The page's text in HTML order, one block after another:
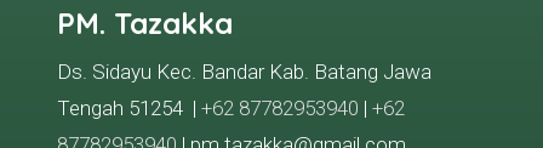
PM. Tazakka
Ds. Sidayu Kec. Bandar Kab. Batang Jawa
Tengah 51254 | +62 87782953940 | +62